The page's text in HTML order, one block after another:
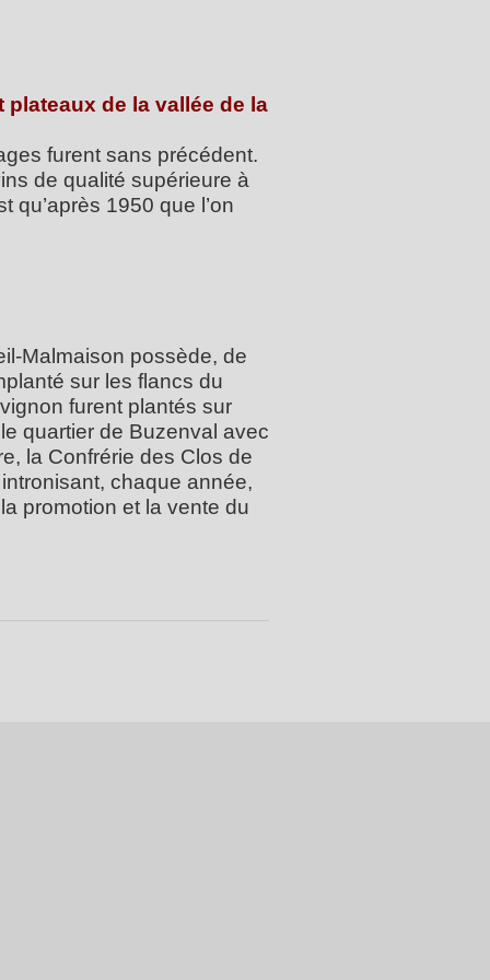
plateaux de la vallée de la
furent sans précédent.
de qualité supérieure à
qu’après 1950 que l’on
Malmaison possède, de
sur les flancs du
furent plantés sur
quartier de Buzenval avec
la Confrérie des Clos de
chaque année,
promotion et la vente du